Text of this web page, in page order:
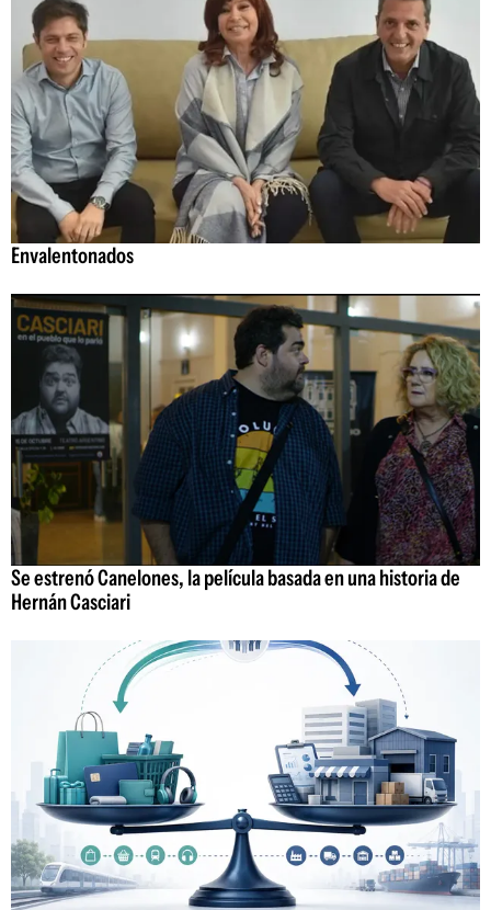
Envalentonados
Se estrenó Canelones, la película basada en una historia de
Hernán Casciari